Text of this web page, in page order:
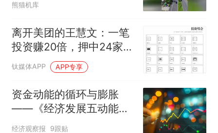
熊猫机库
离开美团的王慧文：一笔
投资赚20倍，押中24家AI
公司
钛媒体APP APP专享
资金动能的循环与膨胀
——《经济发展五动能正
循环与马太效应》之四
经济观察报 9跟贴